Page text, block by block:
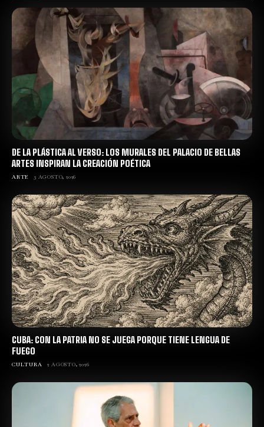
DE LA PLÁSTICA AL VERSO: LOS MURALES DEL PALACIO DE BELLAS
ARTES INSPIRAN LA CREACIÓN POÉTICA
ARTE 3 AGOSTO, 2026
CUBA: CON LA PATRIA NO SE JUEGA PORQUE TIENE LENGUA DE
FUEGO
CULTURA 2 AGOSTO, 2026